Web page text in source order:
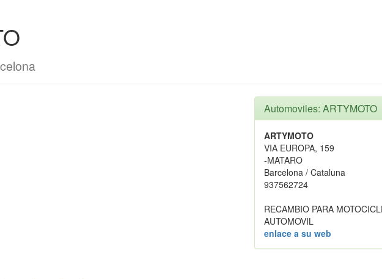
Automoviles: ARTYMOTO
ARTYMOTO
VIA EUROPA, 159
-MATARO
Barcelona / Cataluna
937562724
RECAMBIO PARA
AUTOMOVIL
enlace a su web